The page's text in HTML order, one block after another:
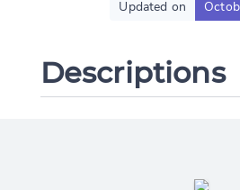
Updated on
Descriptions